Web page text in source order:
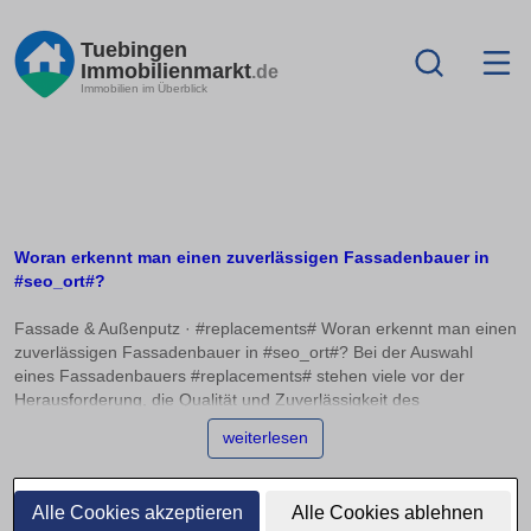
Alle Cookies akzeptieren Alle Cookies ablehnen
Tuebingen
Immobilienmarkt.de
Immobilien im Überblick
Woran erkennt man einen zuverlässigen Fassadenbauer in
#seo_ort#?
Fassade & Außenputz · #replacements# Woran erkennt man einen
zuverlässigen Fassadenbauer in #seo_ort#? Bei der Auswahl
eines Fassadenbauers #replacements# stehen viele vor der
Herausforderung, die Qualität und Zuverlässigkeit des
Unternehmens richtig einzuschätzen. Wer sich auf
Innungsmitgliedschaften, Herstellerschulungen und konkrete
Dieser Artikel bietet Ihnen Orientierung, worauf Sie achten sollten,
um böse Überraschungen zu vermeiden. Ein entscheidendes
weiterlesen